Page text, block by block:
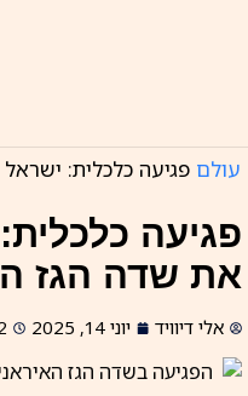
עולם פגיעה כלכלית:
פגיעה
את שדה הגז
אלי דיוויד יוני 14, 2025